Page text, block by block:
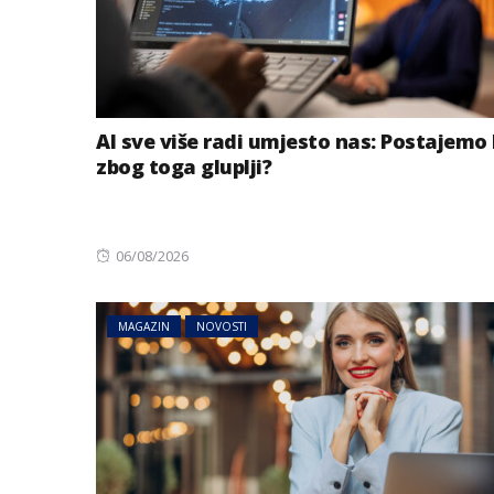
AI sve više radi umjesto nas: Postajemo
zbog toga gluplji?
Posted
06/08/2026
MAGAZIN NOVOSTI